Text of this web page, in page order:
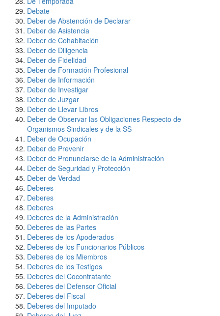
Debate
Deber de Abstención de Declarar
Deber de Asistencia
Deber de Cohabitación
Deber de Diligencia
Deber de Fidelidad
Deber de Formación Profesional
Deber de Información
Deber de Investigar
Deber de Juzgar
Deber de Llevar Libros
Deber de Observar las Obligaciones Respecto de
Organismos Sindicales y de la SS
Deber de Ocupación
Deber de Prevenir
Deber de Pronunciarse de la Administración
Deber de Seguridad y Protección
Deber de Verdad
Deberes
Deberes
Deberes
Deberes de la Administración
Deberes de las Partes
Deberes de los Apoderados
Deberes de los Funcionarios Públicos
Deberes de los Miembros
Deberes de los Testigos
Deberes del Cocontratante
Deberes del Defensor Oficial
Deberes del Fiscal
Deberes del Imputado